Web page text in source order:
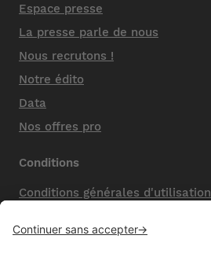
Espace presse
La presse parle de nous
Nous recrutons !
Notre édito
Data
Nos offres pro
Conditions
Conditions générales d'utilisation
Nos honoraires de vente